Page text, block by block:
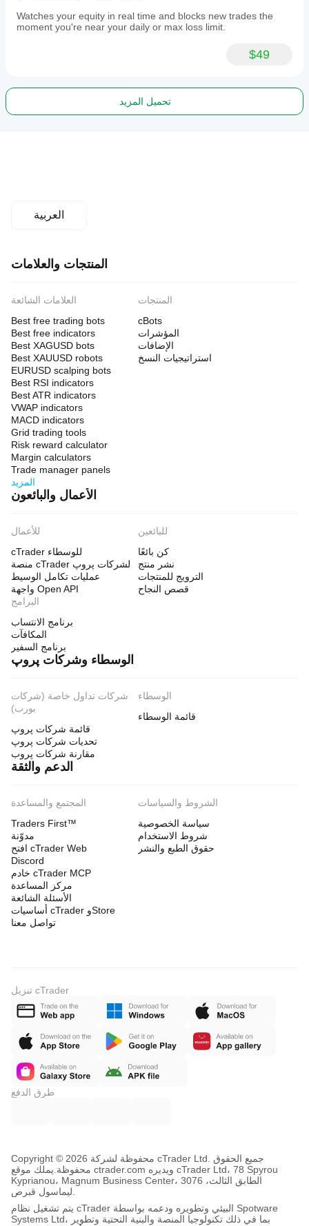
Watches your equity in real time and blocks new trades the
moment you're near your daily or max loss limit.
$49
تحميل المزيد
العربية
المنتجات والعلامات
العلامات الشائعة
Best free trading bots
Best free indicators
Best XAGUSD bots
Best XAUUSD robots
EURUSD scalping bots
Best RSI indicators
Best ATR indicators
VWAP indicators
MACD indicators
Grid trading tools
Risk reward calculator
Margin calculators
Trade manager panels
المزيد
المنتجات
cBots
المؤشرات
الإضافات
استراتيجيات النسخ
الأعمال والبائعون
للأعمال
cTrader للوسطاء
منصة cTrader لشركات پروپ
عمليات تكامل الوسيط
واجهة Open API
للبائعين
كن بائعًا
نشر منتج
الترويج للمنتجات
قصص النجاح
البرامج
برنامج الانتساب
المكافآت
برنامج السفير
الوسطاء وشركات پروپ
شركات تداول خاصة (شركات
بورب)
قائمة شركات پروپ
تحديات شركات پروپ
مقارنة شركات پروب
الوسطاء
قائمة الوسطاء
الدعم والثقة
المجتمع والمساعدة
Traders First™
مدوّنة
افتح cTrader Web
Discord
خادم cTrader MCP
مركز المساعدة
الأسئلة الشائعة
أساسيات cTrader وStore
تواصل معنا
الشروط والسياسات
سياسة الخصوصية
شروط الاستخدام
حقوق الطبع والنشر
تنزيل cTrader
طرق الدفع
Copyright © محفوظة لشركة 2026 cTrader Ltd. جميع الحقوق
محفوظة. يملك موقع ctrader.com ويديره cTrader Ltd، 78 Spyrou
Kyprianou، Magnum Business Center، الطابق الثالث، 3076
يتم تشغيل نظام cTrader البيئي وتطويره ودعمه بواسطة Spotware
Systems Ltd، بما في ذلك تكنولوجيا المنصة والبنية التحتية وتطوير